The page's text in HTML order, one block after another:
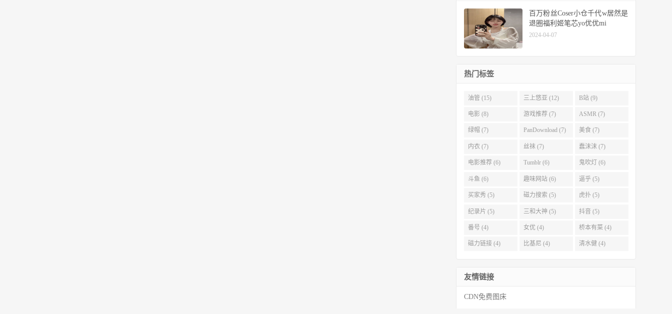
百万粉丝Coser小仓千代w居然是
退圈福利姬笔芯yo优优mi
2024-04-07
热门标签
油管 (15) 三上悠亚 (12) B站 (9)
电影 (8) 游戏推荐 (7) ASMR (7)
绿帽 (7) PanDownload (7) 美食 (7)
内衣 (7) 丝袜 (7) 蠢沫沫 (7)
电影推荐 (6) Tumblr (6) 鬼吹灯 (6)
斗鱼 (6) 趣味网站 (6) 逼乎 (5)
买家秀 (5) 磁力搜索 (5) 虎扑 (5)
纪录片 (5) 三和大神 (5) 抖音 (5)
番号 (4) 女优 (4) 桥本有菜 (4)
磁力链接 (4) 比基尼 (4) 清水健 (4)
友情链接
CDN免费图床